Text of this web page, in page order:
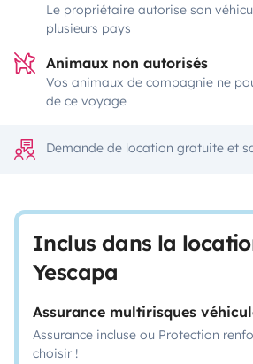
Le propriétaire autorise son
plusieurs pays
Animaux non autorisés
Vos animaux de compagnie ne
de ce voyage
Demande de location gratuite et
Inclus dans la
Yescapa
Assurance multirisques
Assurance incluse ou Protection
choisir !